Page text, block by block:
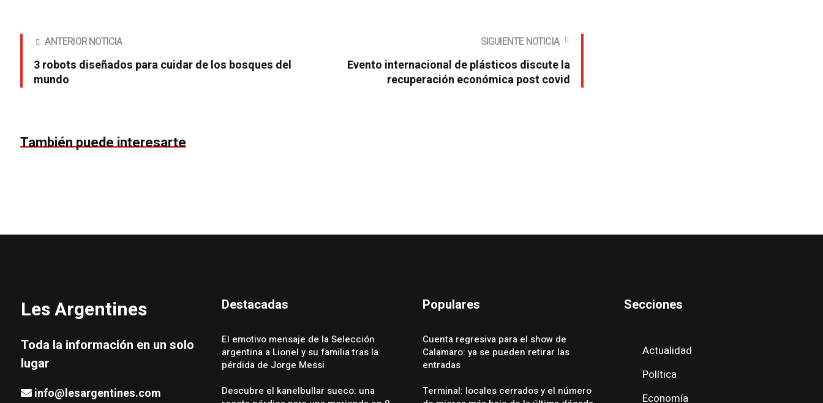
ANTERIOR NOTICIA
3 robots diseñados para cuidar de los bosques del
mundo
SIGUIENTE NOTICIA
Evento internacional de plásticos discute la
recuperación económica post covid
También puede interesarte
Les Argentines
Toda la información en un solo
lugar
info@lesargentines.com
Destacadas
El emotivo mensaje de la Selección
argentina a Lionel y su familia tras la
pérdida de Jorge Messi
Descubre el kanelbullar sueco: una
Populares
Cuenta regresiva para el show de
Calamaro: ya se pueden retirar las
entradas
Terminal: locales cerrados y el número
Secciones
Actualidad
Política
Economía